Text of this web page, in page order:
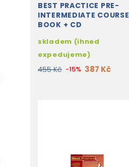
BEST PRACTICE PRE-
INTERMEDIATE COURSE
BOOK + CD
skladem (ihned
expedujeme)
455 Kč -15% 387 Kč